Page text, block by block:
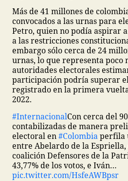
Más de 41 millones de
convocados a las urnas para
Petro, quien no podía aspirar
a las restricciones
embargo sólo cerca de 24
urnas, lo que representa poco
autoridades electorales
participación podría superar
registrado en la primera
2022.
#InternacionalCon cerca del
contabilizadas de manera
electoral en#Colombiaperfila
entre Abelardo de la
coalición Defensores de la
43,77% de los votos, e Iván…
pic.twitter.com/HsfeAWBpsr